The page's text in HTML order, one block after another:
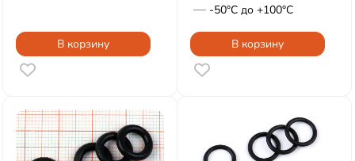
В корзину
— -50°С до +100°С
В корзину